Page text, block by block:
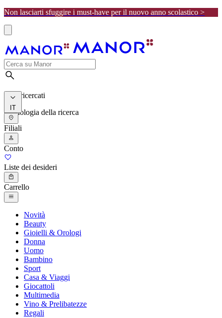
Non lasciarti sfuggire i must-have per il nuovo anno scolastico >
I più ricercati
Cronologia della ricerca
IT
Filiali
Conto
Liste dei desideri
Carrello
Novità
Beauty
Gioielli & Orologi
Donna
Uomo
Bambino
Sport
Casa & Viaggi
Giocattoli
Multimedia
Vino & Prelibatezze
Regali